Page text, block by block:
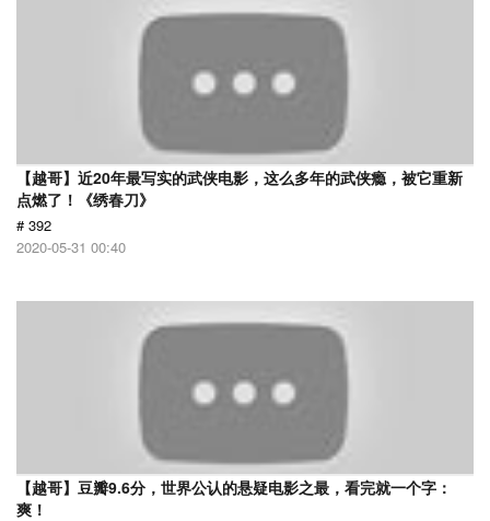
【越哥】近20年最写实的武侠电影，这么多年的武侠瘾，被它重新
点燃了！《绣春刀》
# 392
2020-05-31 00:40
【越哥】豆瓣9.6分，世界公认的悬疑电影之最，看完就一个字：
爽！